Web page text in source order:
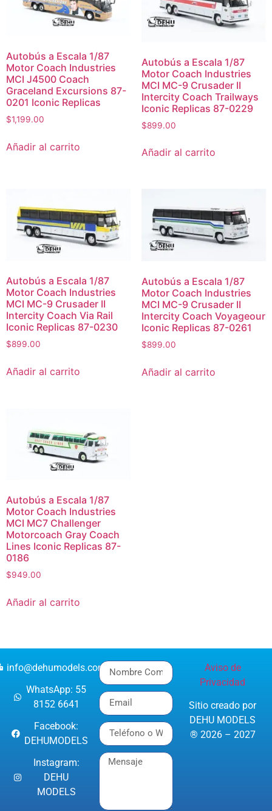
Autobús a Escala 1/87
Motor Coach Industries
MCI J4500 Coach
Graceland Excursions 87-
0201 Iconic Replicas
$1,199.00
Añadir al carrito
Autobús a Escala 1/87
Motor Coach Industries
MCI MC-9 Crusader II
Intercity Coach Trailways
Iconic Replicas 87-0229
$899.00
Añadir al carrito
Autobús a Escala 1/87
Motor Coach Industries
MCI MC-9 Crusader II
Intercity Coach Via Rail
Iconic Replicas 87-0230
$899.00
Añadir al carrito
Autobús a Escala 1/87
Motor Coach Industries
MCI MC-9 Crusader II
Intercity Coach Voyageour
Iconic Replicas 87-0261
$899.00
Añadir al carrito
Autobús a Escala 1/87
Motor Coach Industries
MCI MC7 Challenger
Motorcoach Gray Coach
Lines Iconic Replicas 87-
0186
$949.00
Añadir al carrito
info@dehumodels.com
WhatsApp: 55
8152 6641
Facebook:
DEHUMODELS
Instagram:
DEHU
MODELS
Aviso de
Privacidad
Sitio creado por
DEHU MODELS
® 2026 – 2027